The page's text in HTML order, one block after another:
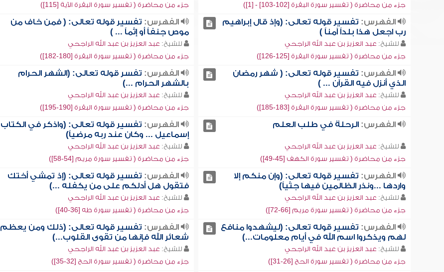
جزء من محاضرة ( تفسير سورة البقرة [102-103] - [1])
جزء من محاضرة ( تفسير سورة البقرة الآية [115])
الفهرس: تفسير قوله تعالى: (وإذ قال إبراهيم
رب اجعل هذا بلداً آمناً )
للشيخ: عبد العزيز بن عبد الله الراجحي
جزء من محاضرة ( تفسير سورة البقرة [125-126])
الفهرس: تفسير قوله تعالى: ( فمن خاف من
موص جنفاً أو إثماً ... )
للشيخ: عبد العزيز بن عبد الله الراجحي
جزء من محاضرة ( تفسير سورة البقرة [180-182])
الفهرس: تفسير قوله تعالى: ( شهر رمضان
الذي أنزل فيه القرآن ... )
للشيخ: عبد العزيز بن عبد الله الراجحي
جزء من محاضرة ( تفسير سورة البقرة [183-185])
الفهرس: تفسر قوله تعالى: (الشهر الحرام
بالشهر الحرام ...)
للشيخ: عبد العزيز بن عبد الله الراجحي
جزء من محاضرة ( تفسير سورة البقرة [190-195])
الفهرس:الرحلة في طلب العلم
للشيخ: عبد العزيز بن عبد الله الراجحي
جزء من محاضرة ( تفسير سورة الكهف [45-49])
الفهرس: تفسير قوله تعالى: (واذكر في الكتاب
إسماعيل ... وكان عند ربه مرضياً)
للشيخ: عبد العزيز بن عبد الله الراجحي
جزء من محاضرة ( تفسير سورة مريم [54-58])
الفهرس: تفسير قوله تعالى: (وإن منكم إلا
واردها ...ونذر الظالمين فيها جثياً)
للشيخ: عبد العزيز بن عبد الله الراجحي
جزء من محاضرة ( تفسير سورة مريم [66-72])
الفهرس: تفسير قوله تعالى: (إذ تمشي أختك
فتقول هل أدلكم على من يكفله ...)
للشيخ: عبد العزيز بن عبد الله الراجحي
جزء من محاضرة ( تفسير سورة طه [36-40])
الفهرس: تفسير قوله تعالى: (ليشهدوا منافع
لهم ويذكروا اسم الله في أيام معلومات...)
للشيخ: عبد العزيز بن عبد الله الراجحي
جزء من محاضرة ( تفسير سورة الحج [26-31])
الفهرس: تفسير قوله تعالى: (ذلك ومن يعظم
شعائر الله فإنها من تقوى القلوب...)
للشيخ: عبد العزيز بن عبد الله الراجحي
جزء من محاضرة ( تفسير سورة الحج [32-35])